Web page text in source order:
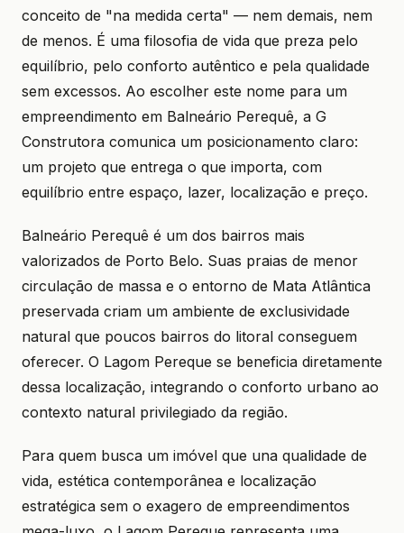
conceito de "na medida certa" — nem demais, nem
de menos. É uma filosofia de vida que preza pelo
equilíbrio, pelo conforto autêntico e pela qualidade
sem excessos. Ao escolher este nome para um
empreendimento em Balneário Perequê, a G
Construtora comunica um posicionamento claro:
um projeto que entrega o que importa, com
equilíbrio entre espaço, lazer, localização e preço.
Balneário Perequê é um dos bairros mais
valorizados de Porto Belo. Suas praias de menor
circulação de massa e o entorno de Mata Atlântica
preservada criam um ambiente de exclusividade
natural que poucos bairros do litoral conseguem
oferecer. O Lagom Pereque se beneficia diretamente
dessa localização, integrando o conforto urbano ao
contexto natural privilegiado da região.
Para quem busca um imóvel que una qualidade de
vida, estética contemporânea e localização
estratégica sem o exagero de empreendimentos